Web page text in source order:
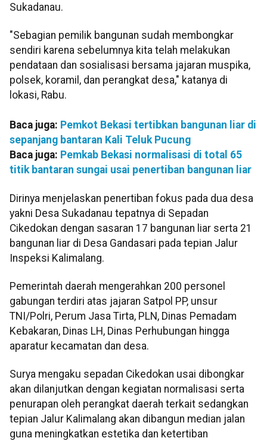
Sukadanau.
"Sebagian pemilik bangunan sudah membongkar
sendiri karena sebelumnya kita telah melakukan
pendataan dan sosialisasi bersama jajaran muspika,
polsek, koramil, dan perangkat desa," katanya di
lokasi, Rabu.
Baca juga: Pemkot Bekasi tertibkan bangunan liar di
sepanjang bantaran Kali Teluk Pucung
Baca juga: Pemkab Bekasi normalisasi di total 65
titik bantaran sungai usai penertiban bangunan liar
Dirinya menjelaskan penertiban fokus pada dua desa
yakni Desa Sukadanau tepatnya di Sepadan
Cikedokan dengan sasaran 17 bangunan liar serta 21
bangunan liar di Desa Gandasari pada tepian Jalur
Inspeksi Kalimalang.
Pemerintah daerah mengerahkan 200 personel
gabungan terdiri atas jajaran Satpol PP, unsur
TNI/Polri, Perum Jasa Tirta, PLN, Dinas Pemadam
Kebakaran, Dinas LH, Dinas Perhubungan hingga
aparatur kecamatan dan desa.
Surya mengaku sepadan Cikedokan usai dibongkar
akan dilanjutkan dengan kegiatan normalisasi serta
penurapan oleh perangkat daerah terkait sedangkan
tepian Jalur Kalimalang akan dibangun median jalan
guna meningkatkan estetika dan ketertiban